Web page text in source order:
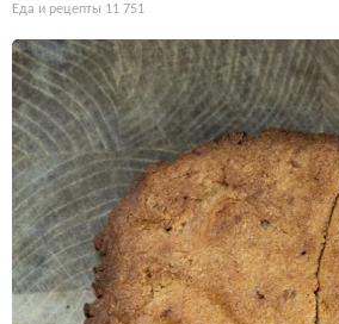
Еда и рецепты 11 751